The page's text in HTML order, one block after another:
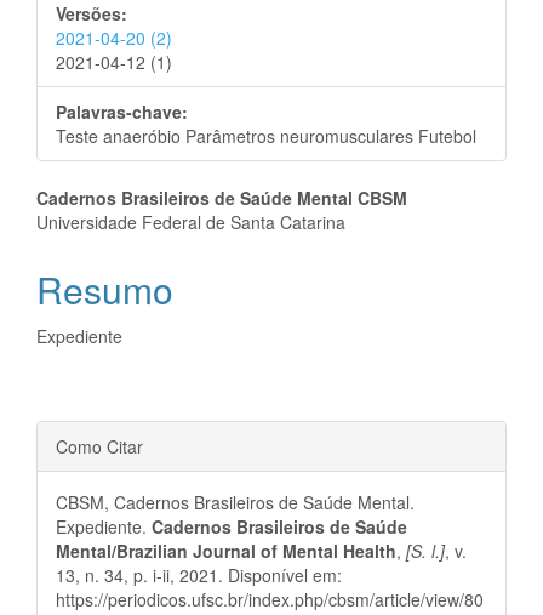
Versões:
2021-04-20 (2)
2021-04-12 (1)
Palavras-chave:
Teste anaeróbio Parâmetros neuromusculares Futebol
Conteúdo
artigo
principal
Cadernos Brasileiros de Saúde Mental CBSM
Universidade Federal de Santa Catarina
Resumo
Expediente
Detalhes
do
artigo
Como Citar
CBSM, Cadernos Brasileiros de Saúde Mental.
Expediente. Cadernos Brasileiros de Saúde
Mental/Brazilian Journal of Mental Health, [S. l.], v.
13, n. 34, p. i-ii, 2021. Disponível em:
https://periodicos.ufsc.br/index.php/cbsm/article/view/80